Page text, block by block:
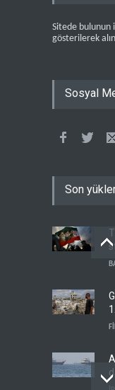
Sitede bulunun
gösterilerek
Sosyal
Son